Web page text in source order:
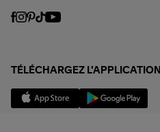
TÉLÉCHARGEZ L'APPLICATION